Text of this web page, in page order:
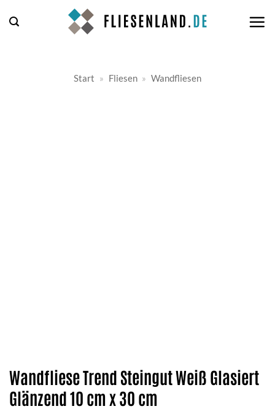
Inhalt
Start » Fliesen » Wandfliesen
Wandfliese Trend Steingut Weiß Glasiert
Glänzend 10 cm x 30 cm